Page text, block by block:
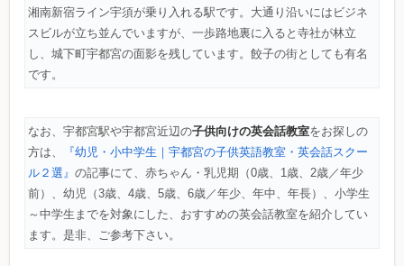
湘南新宿ライン宇須が乗り入れる駅です。大通り沿いにはビジネ
スビルが立ち並んでいますが、一歩路地裏に入ると寺社が林立
し、城下町宇都宮の面影を残しています。餃子の街としても有名
です。
なお、宇都宮駅や宇都宮近辺の子供向けの英会話教室をお探しの
方は、
『幼児・小中学生｜宇都宮の子供英語教室・英会話スクー
ル２選』 の記事にて、赤ちゃん・乳児期（0歳、1歳、2歳／年少
前）、幼児（3歳、4歳、5歳、6歳／年少、年中、年長）、小学生
～中学生までを対象にした、おすすめの英会話教室を紹介してい
ます。是非、ご参考下さい。